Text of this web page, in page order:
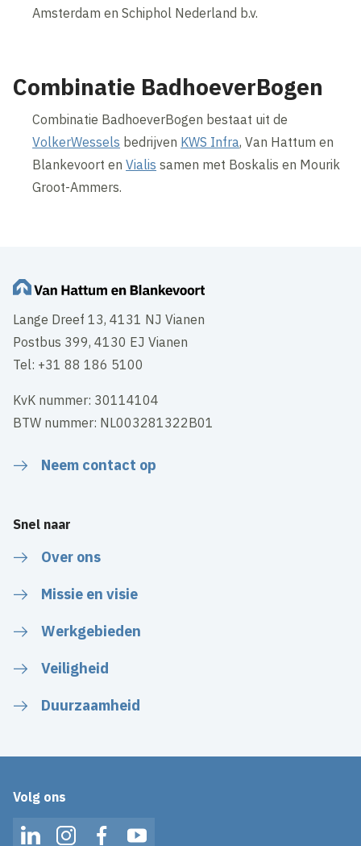
Amsterdam en Schiphol Nederland b.v.
Combinatie BadhoeverBogen
Combinatie BadhoeverBogen bestaat uit de
VolkerWessels bedrijven KWS Infra, Van Hattum en
Blankevoort enVialis samen met Boskalis en Mourik
Groot-Ammers.
Lange Dreef 13, 4131 NJ Vianen
Postbus 399, 4130 EJ Vianen
Tel: +31 88 186 5100
KvK nummer: 30114104
BTW nummer: NL003281322B01
Neem contact op
Snel naar
Over ons
Missie en visie
Werkgebieden
Veiligheid
Duurzaamheid
Volg ons